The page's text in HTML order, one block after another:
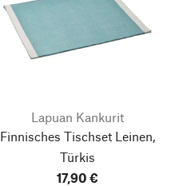
Lapuan Kankurit
Finnisches Tischset Leinen,
Türkis
17,90 €